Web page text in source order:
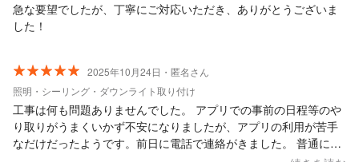
急な要望でしたが、丁寧にご対応いただき、ありがとうございま
した！
2025年10月24日・匿名さん
照明・シーリング・ダウンライト取り付け
工事は何も問題ありませんでした。 アプリでの事前の日程等のや
り取りがうまくいかず不安になりましたが、アプリの利用が苦手
なだけだったようです。前日に電話で連絡がきました。 普通に話